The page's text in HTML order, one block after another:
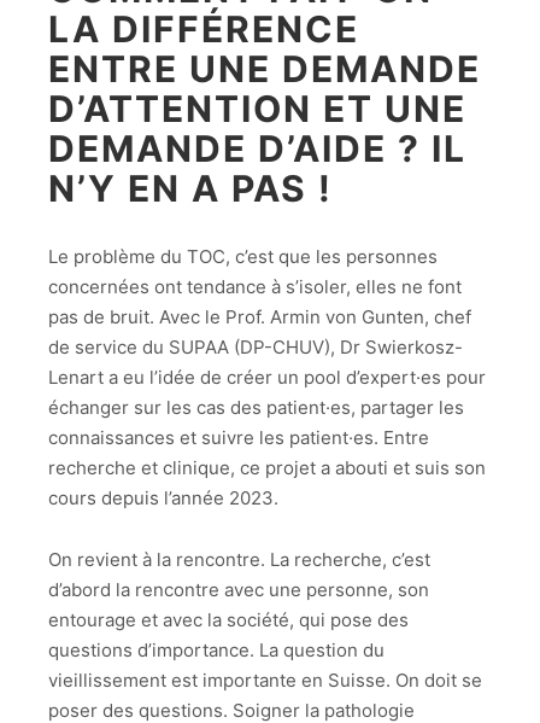
LA DIFFÉRENCE
ENTRE UNE DEMANDE
D’ATTENTION ET UNE
DEMANDE D’AIDE ? IL
N’Y EN A PAS !
Le problème du TOC, c’est que les personnes
concernées ont tendance à s’isoler, elles ne font
pas de bruit. Avec le Prof. Armin von Gunten, chef
de service du SUPAA (DP-CHUV), Dr Swierkosz-
Lenart a eu l’idée de créer un pool d’expert·es pour
échanger sur les cas des patient·es, partager les
connaissances et suivre les patient·es. Entre
recherche et clinique, ce projet a abouti et suis son
cours depuis l’année 2023.
On revient à la rencontre. La recherche, c’est
d’abord la rencontre avec une personne, son
entourage et avec la société, qui pose des
questions d’importance. La question du
vieillissement est importante en Suisse. On doit se
poser des questions. Soigner la pathologie